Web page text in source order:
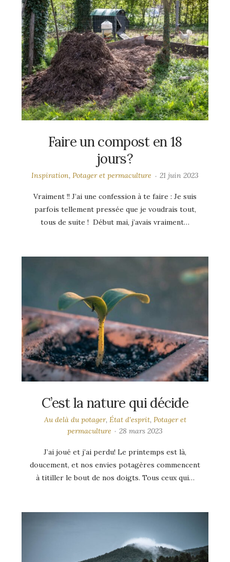
Faire un compost en 18
jours?
Inspiration,Potager et permaculture 21 juin 2023
Vraiment !! J’ai une confession à te faire : Je suis
parfois tellement pressée que je voudrais tout,
tous de suite ! Début mai, j’avais vraiment…
C’est la nature qui décide
Au delà du potager, État d'esprit, Potager et
permaculture
28 mars 2023
J’ai joué et j’ai perdu! Le printemps est là,
doucement, et nos envies potagères commencent
à titiller le bout de nos doigts. Tous ceux qui…